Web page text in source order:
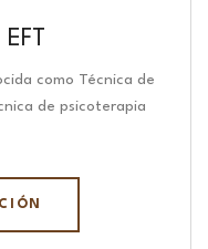
como Técnica de
de psicoterapia